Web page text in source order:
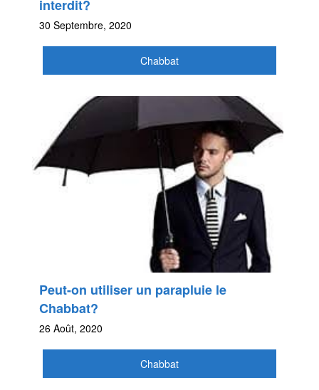
interdit?
30 Septembre, 2020
Chabbat
Peut-on utiliser un parapluie le
Chabbat?
26 Août, 2020
Chabbat